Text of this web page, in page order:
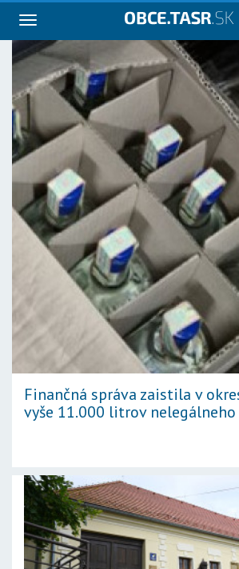
Navigácia
Finančná správa zaistila v
vyše 11.000 litrov